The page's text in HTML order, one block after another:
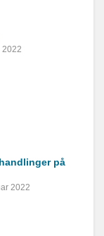
2022
på
2022